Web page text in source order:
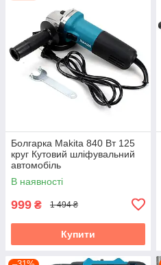
Болгарка Makita 840 Вт 125
круг Кутовий шліфувальний
автомобіль
В наявності
999 ₴ 1 494 ₴
Купити